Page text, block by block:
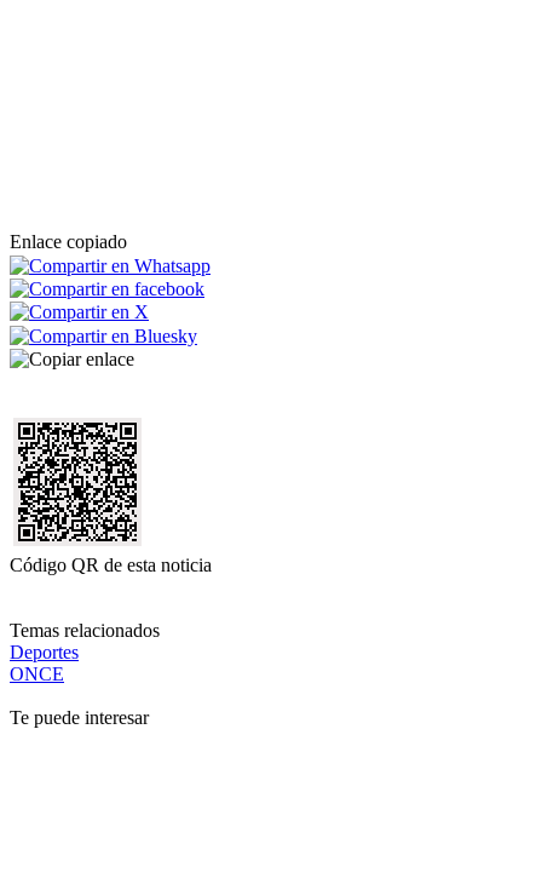
Enlace copiado
Código QR de esta noticia
Temas relacionados
Deportes
ONCE
Te puede interesar